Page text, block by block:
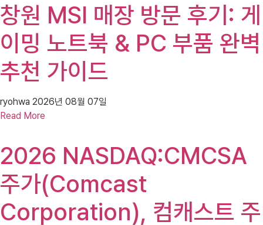
창원 MSI 매장 방문 후기: 게
이밍 노트북 & PC 부품 완벽
추천 가이드
ryohwa 2026년 08월 07일
Read More
2026 NASDAQ:CMCSA
주가(Comcast
Corporation), 컴캐스트 주